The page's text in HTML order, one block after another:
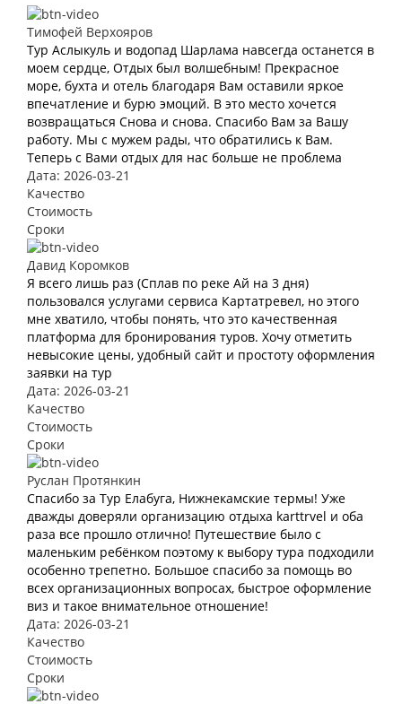
Тимофей Верхояров
Тур Аслыкуль и водопад Шарлама навсегда останется в
моем сердце, Отдых был волшебным! Прекрасное
море, бухта и отель благодаря Вам оставили яркое
впечатление и бурю эмоций. В это место хочется
возвращаться Снова и снова. Спасибо Вам за Вашу
работу. Мы с мужем рады, что обратились к Вам.
Теперь с Вами отдых для нас больше не проблема
Дата: 2026-03-21
Качество
Стоимость
Сроки
Давид Коромков
Я всего лишь раз (Сплав по реке Ай на 3 дня)
пользовался услугами сервиса Картатревел, но этого
мне хватило, чтобы понять, что это качественная
платформа для бронирования туров. Хочу отметить
невысокие цены, удобный сайт и простоту оформления
заявки на тур
Дата: 2026-03-21
Качество
Стоимость
Сроки
Руслан Протянкин
Спасибо за Тур Елабуга, Нижнекамские термы! Уже
дважды доверяли организацию отдыха karttrvel и оба
раза все прошло отлично! Путешествие было с
маленьким ребёнком поэтому к выбору тура подходили
особенно трепетно. Большое спасибо за помощь во
всех организационных вопросах, быстрое оформление
виз и такое внимательное отношение!
Дата: 2026-03-21
Качество
Стоимость
Сроки